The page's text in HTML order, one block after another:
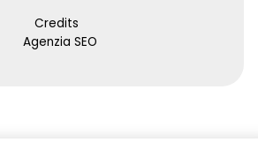
Credits
Agenzia SEO